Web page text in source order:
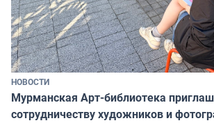
НОВОСТИ
Мурманская Арт-библиотека
сотрудничеству художников и